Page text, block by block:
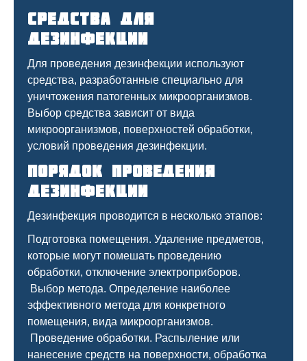
Средства для
дезинфекции
Для проведения дезинфекции используют
средства, разработанные специально для
уничтожения патогенных микроорганизмов.
Выбор средства зависит от вида
микроорганизмов, поверхностей обработки,
условий проведения дезинфекции.
Порядок проведения
дезинфекции
Дезинфекция проводится в несколько этапов:
Подготовка помещения. Удаление предметов,
которые могут помешать проведению
обработки, отключение электроприборов.
Выбор метода. Определение наиболее
эффективного метода для конкретного
помещения, вида микроорганизмов.
Проведение обработки. Распыление или
нанесение средств на поверхности, обработка